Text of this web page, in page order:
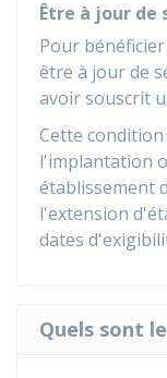
Être à jour de
Pour
être à jour de
avoir souscrit
Cette
l'implantation
établissement
l'extension
dates
Quels sont